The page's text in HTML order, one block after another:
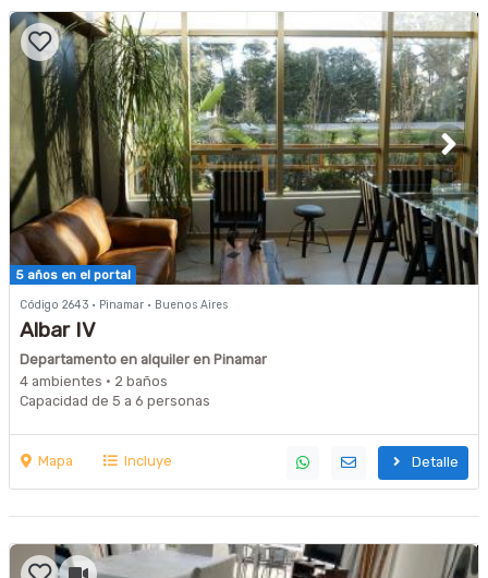
5 años en el portal
Código 2643 · Pinamar · Buenos Aires
Albar IV
Departamento en alquiler en Pinamar
4 ambientes · 2 baños
Capacidad de 5 a 6 personas
Mapa Incluye Detalle